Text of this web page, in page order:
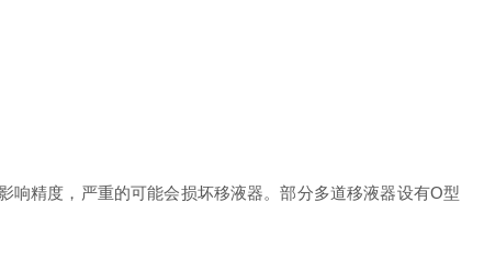
响精度，严重的可能会损坏移液器。部分多道移液器设有O型